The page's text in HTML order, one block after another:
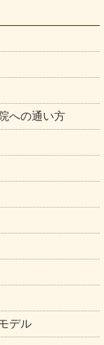
への通い方
デル